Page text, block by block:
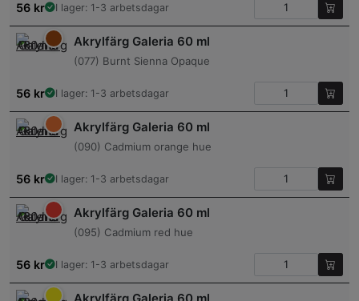
56 kr I lager: 1-3 arbetsdagar
Akrylfärg Galeria 60 ml
(077) Burnt Sienna Opaque
56 kr I lager: 1-3 arbetsdagar
Akrylfärg Galeria 60 ml
(090) Cadmium orange hue
56 kr I lager: 1-3 arbetsdagar
Akrylfärg Galeria 60 ml
(095) Cadmium red hue
56 kr I lager: 1-3 arbetsdagar